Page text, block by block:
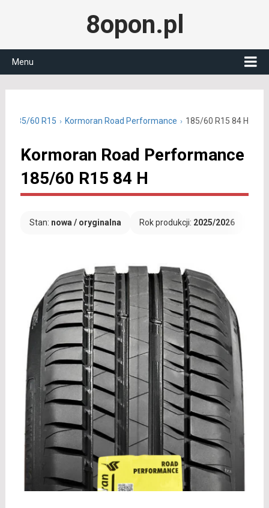
8opon.pl
Menu
185/60 R15 Kormoran Road Performance 185/60 R15 84 H
Kormoran Road Performance
185/60 R15 84 H
Stan: nowa / oryginalna Rok produkcji: 2025/2026